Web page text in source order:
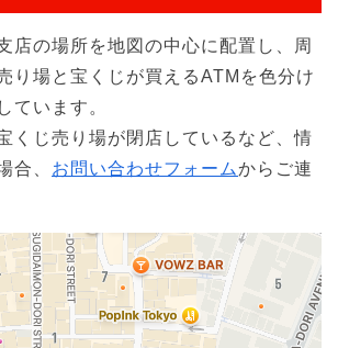
店の場所を地図の中心に配置し、周
り場と宝くじが買えるATMを色分け
ています。
くじ売り場が閉店しているなど、情
合、 お問い合わせフォームからご連